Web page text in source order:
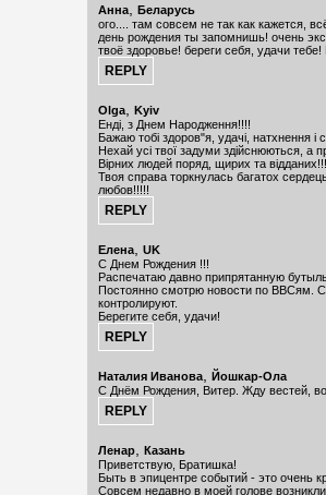
Анна, Беларусь
ого.... там совсем не так как кажется,
день рождения ты запомнишь! очень
твоё здоровье! береги себя, удачи
Olga, Kyiv
Енді, з Днем Народження!!!!
Бажаю тобі здоров"я, удачі, натхнення і
Нехай усі твої задуми здійснюються, а
Вірних людей поряд, щирих та відданих!!!
Твоя справа торкнулась багатох
любов!!!!!
Елена, UK
C Днем Рождения !!!
Распечатаю давно припрятанную
Постоянно смотрю новости по ВВСям.
контролируют.
Берегите себя, удачи!
Наталия Иванова, Йошкар-Ола
С Днём Рождения, Витер. Жду вестей,
Ленар, Казань
Приветствую, Братишка!
Быть в эпицентре событий - это очень
Совсем недавно в моей голове